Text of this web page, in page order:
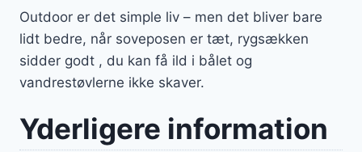
Outdoor er det simple liv – men det bliver bare
lidt bedre, når soveposen er tæt, rygsækken
sidder godt , du kan få ild i bålet og
vandrestøvlerne ikke skaver.
Yderligere information